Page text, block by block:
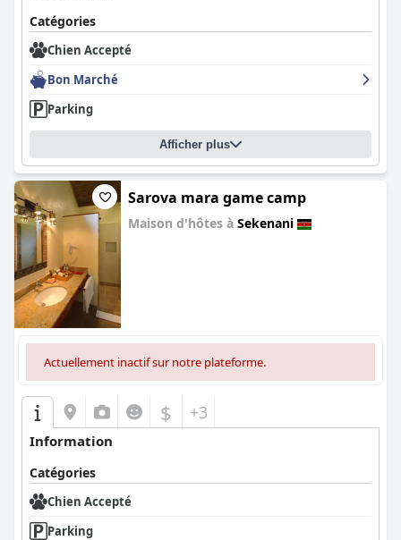
Catégories
Chien Accepté
Bon Marché
Parking
Afficher plus
Sarova mara game camp
Maison d'hôtes à Sekenani
Actuellement inactif sur notre plateforme.
$ +3
Information
Catégories
Chien Accepté
Parking